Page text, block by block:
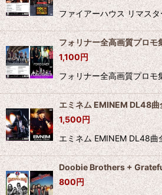
ファイアーハウス リマス
フォリナー全高画質プロ
1,100円
フォリナー全高画質プロ
エミネム EMINEM DL48
1,500円
エミネム EMINEM DL48
Doobie Brothers +
800円